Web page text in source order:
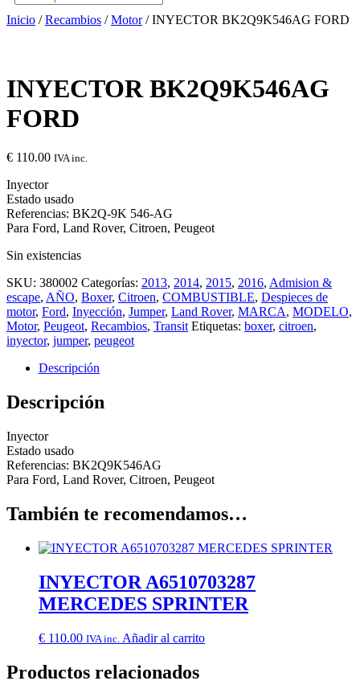
Inicio /Recambios /Motor/ INYECTOR BK2Q9K546AG FORD
INYECTOR BK2Q9K546AG
FORD
€ 110.00 IVA inc.
Inyector
Estado usado
Referencias: BK2Q-9K 546-AG
Para Ford, Land Rover, Citroen, Peugeot
Sin existencias
SKU: 380002 Categorías: 2013, 2014, 2015, 2016, Admision &
escape, AÑO, Boxer, Citroen, COMBUSTIBLE, Despieces de
motor, Ford, Inyección, Jumper, Land Rover, MARCA, MODELO,
Motor, Peugeot, Recambios, Transit Etiquetas: boxer, citroen,
inyector, jumper, peugeot
Descripción
Descripción
Inyector
Estado usado
Referencias: BK2Q9K546AG
Para Ford, Land Rover, Citroen, Peugeot
También te recomendamos…
INYECTOR A6510703287
MERCEDES SPRINTER
€ 110.00 IVA inc. Añadir al carrito
Productos relacionados